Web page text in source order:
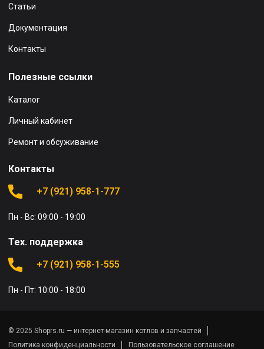
Статьи
Документация
Контакты
Полезные ссылки
Каталог
Личный кабинет
Ремонт и обсуживание
Контакты
+7 (921) 958-1-777
Пн - Вс: 09:00 - 19:00
Тех. поддержка
+7 (921) 958-1-555
Пн - Пт: 10:00 - 18:00
© 2025 Shoprs.ru — интернет-магазин котлов и запчастей
Политика конфиденциальности
Пользовательское соглашение